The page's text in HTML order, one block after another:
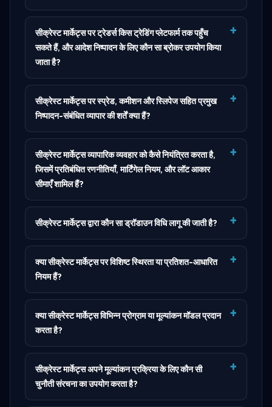
सीक्रेस्ट मार्केट्स पर ट्रेडर्स किस ट्रेडिंग प्लेटफार्म तक पहुँच
सकते हैं, और आदेश निष्पादन के लिए कौन सा ब्रोकर उपयोग किया
जाता है?
सीक्रेस्ट मार्केट्स पर स्प्रेड, कमीशन और स्लिपेज सहित प्रमुख
निष्पादन-संबंधित व्यापार की शर्तें क्या हैं?
सीक्रेस्ट मार्केट्स व्यापारिक व्यवहार को कैसे नियंत्रित करता है,
जिसमें प्रतिबंधित रणनीतियाँ, मार्टिंगेल नियम, और लॉट आकार
सीमाएँ शामिल हैं?
सीक्रेस्ट मार्केट्स द्वारा कौन सा ड्रॉडाउन विधि लागू की जाती है?
क्या सीक्रेस्ट मार्केट्स पर विशिष्ट स्थिरता या प्रतिशत-आधारित
नियम हैं?
क्या सीक्रेस्ट मार्केट्स विभिन्न प्रोग्राम या मूल्यांकन मॉडल प्रदान
करता है?
सीक्रेस्ट मार्केट्स अपने मूल्यांकन प्रक्रिया के लिए कौन सी
चुनौती संरचना का उपयोग करता है?